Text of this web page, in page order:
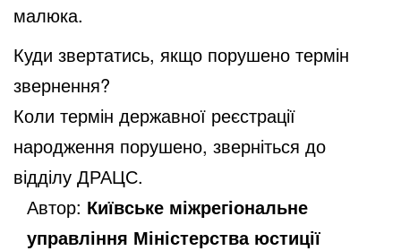
малюка.
Куди звертатись, якщо порушено термін
звернення?
Коли термін державної реєстрації
народження порушено, зверніться до
відділу ДРАЦС.
Автор: Київське міжрегіональне
управління Міністерства юстиції